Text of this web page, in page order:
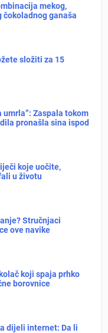
mekog,
ganaša
složiti za 15
umrla”: Zaspala tokom
pronašla sina ispod
koje uočite,
u životu
Stručnjaci
ove navike
koji spaja prhko
borovnice
dijeli internet: Da li